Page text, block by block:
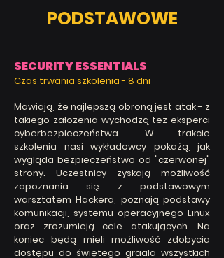
PODSTAWOWE
SECURITY ESSENTIALS
Czas trwania szkolenia - 8 dni
Mawiają, że najlepszą obroną jest atak - z
takiego założenia wychodzą też eksperci
cyberbezpieczeństwa. W trakcie
szkolenia nasi wykładowcy pokażą, jak
wygląda bezpieczeństwo od "czerwonej"
strony. Uczestnicy zyskają możliwość
zapoznania się z podstawowym
warsztatem Hackera, poznają podstawy
komunikacji, systemu operacyjnego Linux
oraz zrozumieją cele atakujących. Na
koniec będą mieli możliwość zdobycia
dostępu do świętego graala wszystkich